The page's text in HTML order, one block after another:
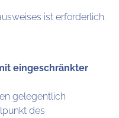
ist erforderlich.
eingeschränkter
gelegentlich
des